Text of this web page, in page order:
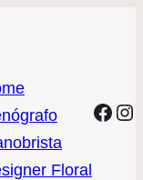
Floral